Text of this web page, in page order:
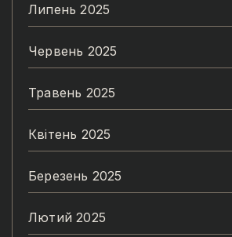
Липень 2025
Червень 2025
Травень 2025
Квітень 2025
Березень 2025
Лютий 2025